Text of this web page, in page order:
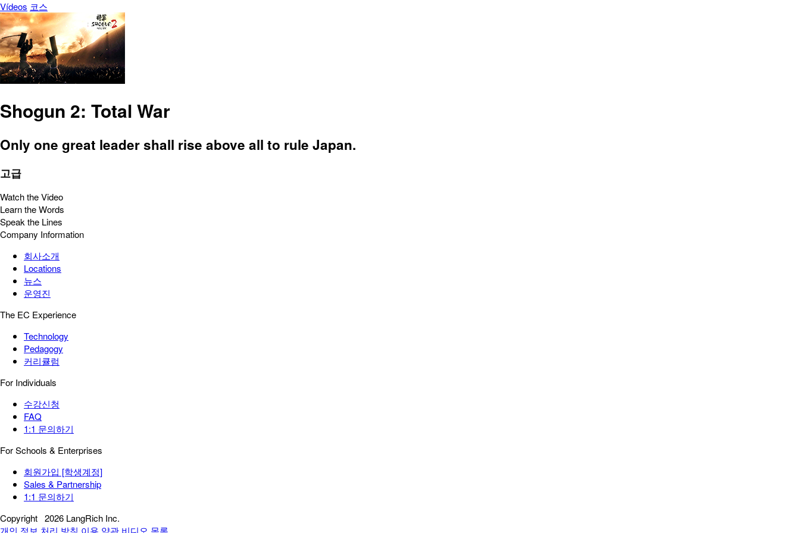
Vídeos 코스
Shogun 2: Total War
Only one great leader shall rise above all to rule Japan.
고급
Watch the Video
Learn the Words
Speak the Lines
Company Information
회사소개
Locations
뉴스
운영진
The EC Experience
Technology
Pedagogy
커리큘럼
For Individuals
수강신청
FAQ
1:1 문의하기
For Schools & Enterprises
회원가입 [학생계정]
Sales & Partnership
1:1 문의하기
Copyright 2026 LangRich Inc.